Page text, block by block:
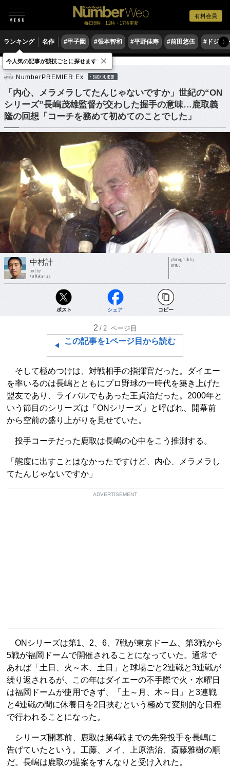
有料会員
毎日6時・11時・17時更新
ランキング 名作 #甲子園 #張本智和 #平野佳寿 #前田悠伍 #ドジャ
〉
野球 プロ野球
NumberPREMIER Ex BACK NUMBER
「内心、メラメラしてたんじゃないですか」世紀の“ON
シリーズ”長嶋茂雄監督が交わした握手の意味…鹿取義
隆の回想「コーチを務めて初めてのことでした」
中村計
text by
Kei Nakamura
photograph by
KYODO
ポスト シェア コピー
2 /2 ページ目
この記事を1ページ目から読む
そして極めつけは、対戦相手の指揮官だった。ダイエー
を率いるのは長嶋とともにプロ野球の一時代を築き上げた
盟友であり、ライバルでもあった王貞治だった。2000年と
いう節目のシリーズは「ONシリーズ」と呼ばれ、開幕前
から空前の盛り上がりを見せていた。
投手コーチだった鹿取は長嶋の心中をこう推測する。
「態度に出すことはなかったですけど、内心、メラメラし
てたんじゃないですか」
ADVERTISEMENT
ONシリーズは第1、2、6、7戦が東京ドーム、第3戦から
5戦が福岡ドームで開催されることになっていた。通常で
あれば「土日、火～木、土日」と球場ごと2連戦と3連戦が
繰り返されるが、この年はダイエーの不手際で火・水曜日
は福岡ドームが使用できず、「土～月、木～日」と3連戦
と4連戦の間に休養日を2日挟むという極めて変則的な日程
で行われることになった。
シリーズ開幕前、鹿取は第4戦までの先発投手を長嶋に
告げていたという。工藤、メイ、上原浩治、斎藤雅樹の順
だ。長嶋は鹿取の提案をすんなりと受け入れた。
今人気の記事が競技ごとに探せます ×